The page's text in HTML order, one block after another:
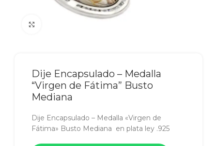
Dije Encapsulado – Medalla
“Virgen de Fátima” Busto
Mediana
Dije Encapsulado – Medalla «Virgen de
Fátima» Busto Mediana en plata ley .925